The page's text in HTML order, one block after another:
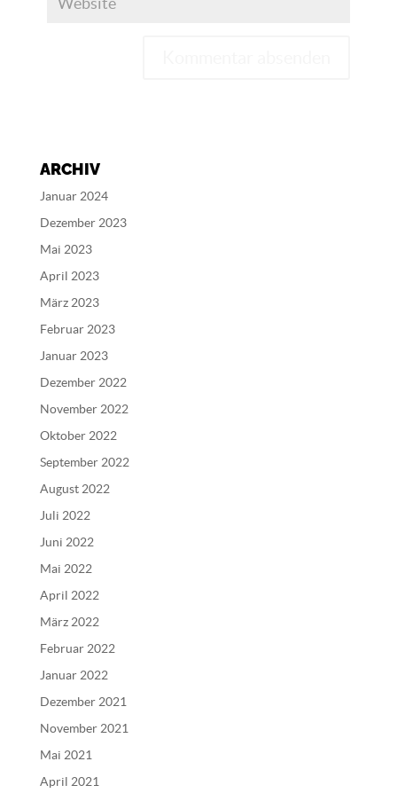
r
n
i
v
ARCHIV
Januar 2024
Dezember 2023
Mai 2023
April 2023
März 2023
Februar 2023
Januar 2023
Dezember 2022
November 2022
Oktober 2022
September 2022
August 2022
Juli 2022
Juni 2022
Mai 2022
April 2022
März 2022
Februar 2022
Januar 2022
Dezember 2021
November 2021
Mai 2021
April 2021